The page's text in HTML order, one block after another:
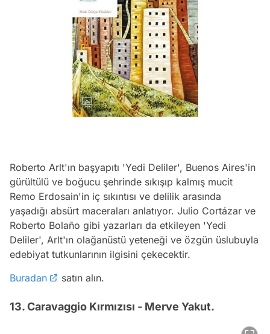
Roberto Arlt'ın başyapıtı 'Yedi Deliler', Buenos Aires'in
gürültülü ve boğucu şehrinde sıkışıp kalmış mucit
Remo Erdosain'in iç sıkıntısı ve delilik arasında
yaşadığı absürt maceraları anlatıyor. Julio Cortázar ve
Roberto Bolaño gibi yazarları da etkileyen 'Yedi
Deliler', Arlt'ın olağanüstü yeteneği ve özgün üslubuyla
edebiyat tutkunlarının ilgisini çekecektir.
Buradan
satın alın.
13. Caravaggio Kırmızısı - Merve Yakut.